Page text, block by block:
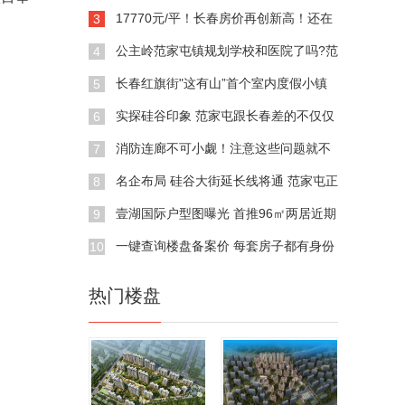
心房
3 17770元/平！长春房价再创新高！还在
四环外！
4 公主岭范家屯镇规划学校和医院了吗?范
家屯规划详情
5 长春红旗街"这有山”首个室内度假小镇
将开放
6 实探硅谷印象 范家屯跟长春差的不仅仅
是价格
7 消防连廊不可小觑！注意这些问题就不
会影响居住
8 名企布局 硅谷大街延长线将通 范家屯正
悄然崛起
9 壹湖国际户型图曝光 首推96㎡两居近期
开盘
10 一键查询楼盘备案价 每套房子都有身份
热门楼盘